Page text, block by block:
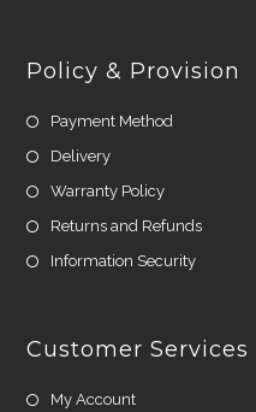
Policy & Provision
Payment Method
Delivery
Warranty Policy
Returns and Refunds
Information Security
Customer Services
My Account